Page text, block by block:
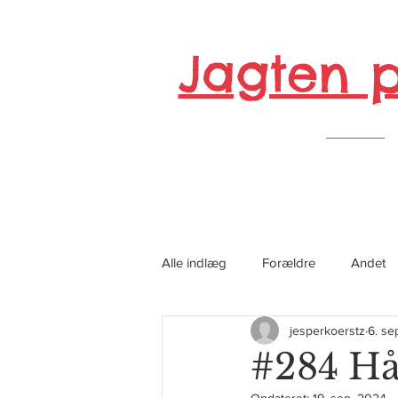
Jagten
Alle indlæg Forældre Andet
#284
jesperkoerstz 6.